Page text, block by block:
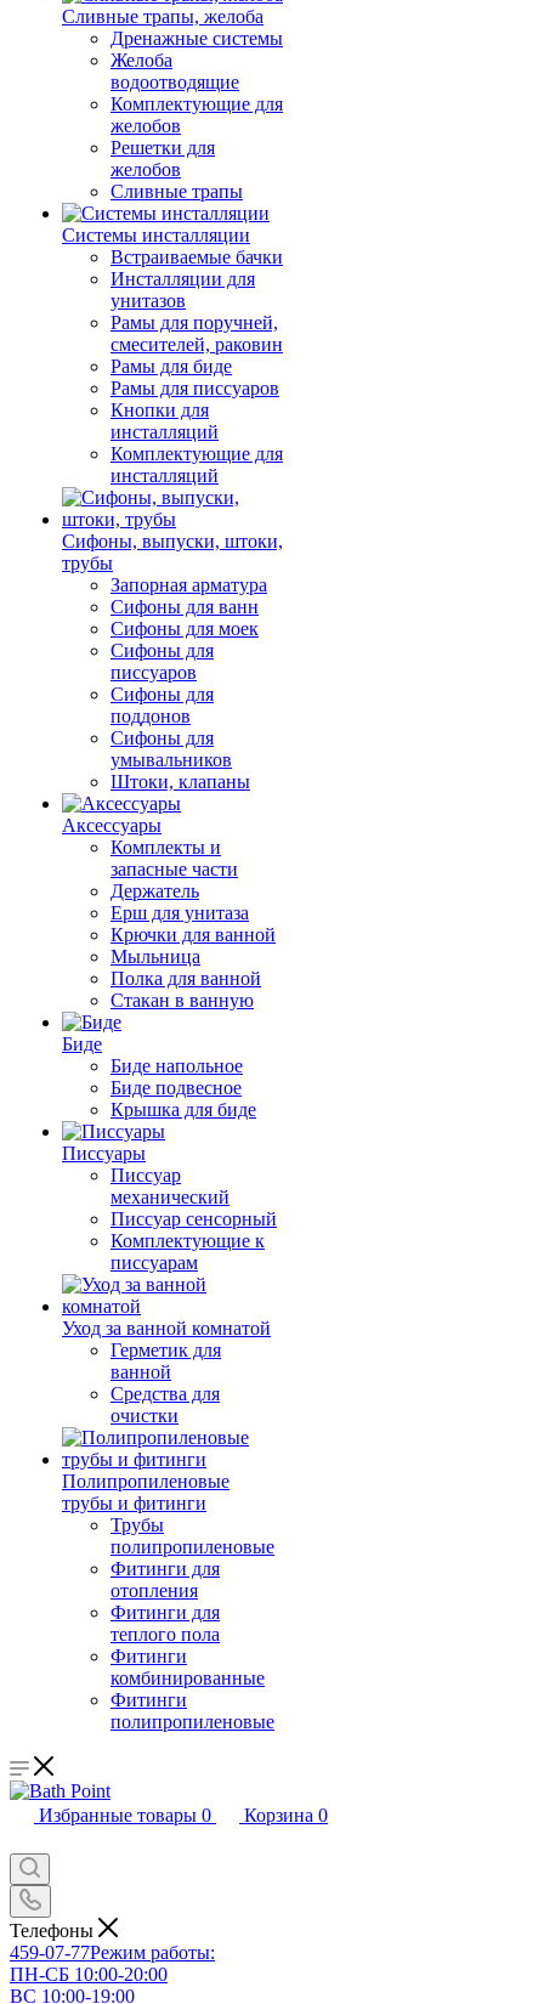
Сливные трапы, желоба
Дренажные системы
Желоба
водоотводящие
Комплектующие для
желобов
Решетки для
желобов
Сливные трапы
Системы инсталляции
Встраиваемые бачки
Инсталляции для
унитазов
Рамы для поручней,
смесителей, раковин
Рамы для биде
Рамы для писсуаров
Кнопки для
инсталляций
Комплектующие для
инсталляций
Сифоны, выпуски, штоки,
трубы
Запорная арматура
Сифоны для ванн
Сифоны для моек
Сифоны для
писсуаров
Сифоны для
поддонов
Сифоны для
умывальников
Штоки, клапаны
Аксессуары
Комплекты и
запасные части
Держатель
Ерш для унитаза
Крючки для ванной
Мыльница
Полка для ванной
Стакан в ванную
Биде
Биде напольное
Биде подвесное
Крышка для биде
Писсуары
Писсуар
механический
Писсуар сенсорный
Комплектующие к
писсуарам
Уход за ванной комнатой
Герметик для
ванной
Средства для
очистки
Полипропиленовые
трубы и фитинги
Трубы
полипропиленовые
Фитинги для
отопления
Фитинги для
теплого пола
Фитинги
комбинированные
Фитинги
полипропиленовые
Избранные товары 0 Корзина 0
Телефоны
459-07-77Режим работы:
ПН-СБ 10:00-20:00
ВС 10:00-19:00